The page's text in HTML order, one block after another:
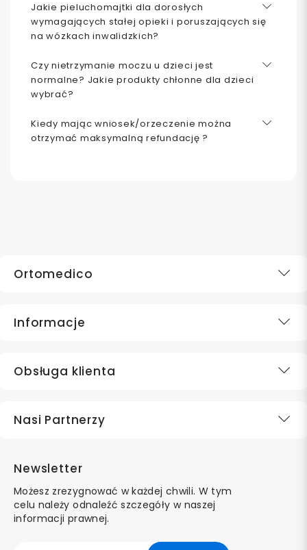
Jakie pieluchomajtki dla dorosłych
wymagających stałej opieki i poruszających się
na wózkach inwalidzkich?
Czy nietrzymanie moczu u dzieci jest
normalne? Jakie produkty chłonne dla dzieci
wybrać?
Kiedy mając wniosek/orzeczenie można
otrzymać maksymalną refundację ?
Ortomedico
Informacje
Obsługa klienta
Nasi Partnerzy
Newsletter
Możesz zrezygnować w każdej chwili. W tym
celu należy odnaleźć szczegóły w naszej
informacji prawnej.